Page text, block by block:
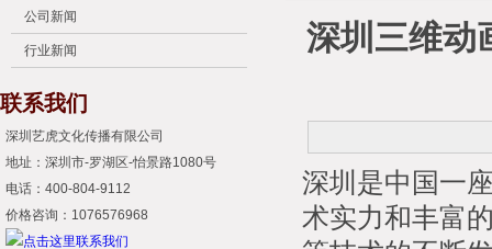
公司新闻
行业新闻
联系我们
深圳艺虎文化传播有限公司
地址：深圳市-罗湖区-怡景路1080号
电话：400-804-9112
价格咨询：1076576968
深圳三维动
深圳是中国一
术实力和丰富